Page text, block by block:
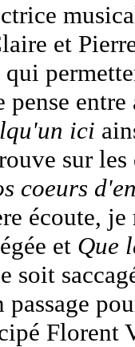
et
pense
ici
sur
coeurs
écoute,
et Que
soit
Florent